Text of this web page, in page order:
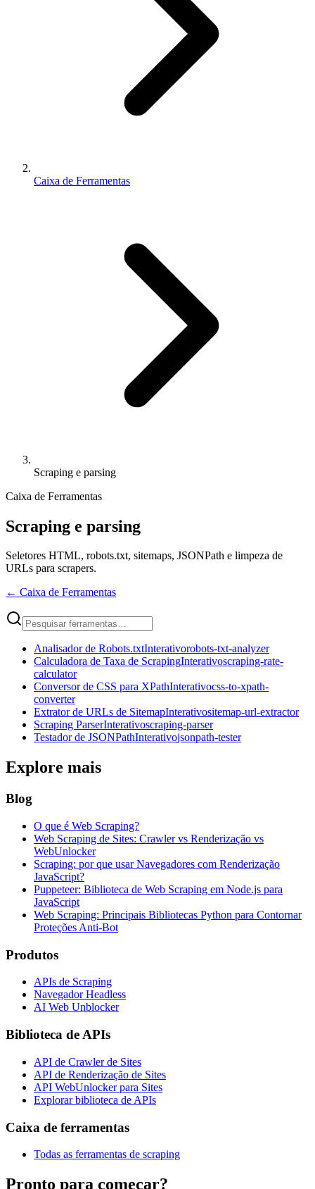
Caixa de Ferramentas
Scraping e parsing
Caixa de Ferramentas
Scraping e parsing
Seletores HTML, robots.txt, sitemaps, JSONPath e limpeza de
URLs para scrapers.
← Caixa de Ferramentas
Analisador de Robots.txtInterativorobots-txt-analyzer
Calculadora de Taxa de ScrapingInterativoscraping-rate-
calculator
Conversor de CSS para XPathInterativocss-to-xpath-
converter
Extrator de URLs de SitemapInterativositemap-url-extractor
Scraping ParserInterativoscraping-parser
Testador de JSONPathInterativojsonpath-tester
Explore mais
Blog
O que é Web Scraping?
Web Scraping de Sites: Crawler vs Renderização vs
WebUnlocker
Scraping: por que usar Navegadores com Renderização
JavaScript?
Puppeteer: Biblioteca de Web Scraping em Node.js para
JavaScript
Web Scraping: Principais Bibliotecas Python para Contornar
Proteções Anti-Bot
Produtos
APIs de Scraping
Navegador Headless
AI Web Unblocker
Biblioteca de APIs
API de Crawler de Sites
API de Renderização de Sites
API WebUnlocker para Sites
Explorar biblioteca de APIs
Caixa de ferramentas
Todas as ferramentas de scraping
Pronto para começar?